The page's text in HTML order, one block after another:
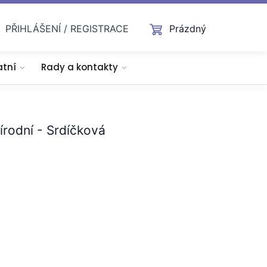
PŘIHLÁŠENÍ / REGISTRACE Prázdný
Rady a kontakty
- Srdíčková